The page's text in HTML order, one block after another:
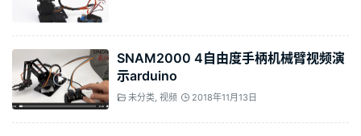
SNAM2000 4自由度手柄机械臂视频演
示arduino
未分类, 视频 2018年11月13日